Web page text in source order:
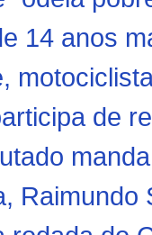
14 anos
de
Raimundo